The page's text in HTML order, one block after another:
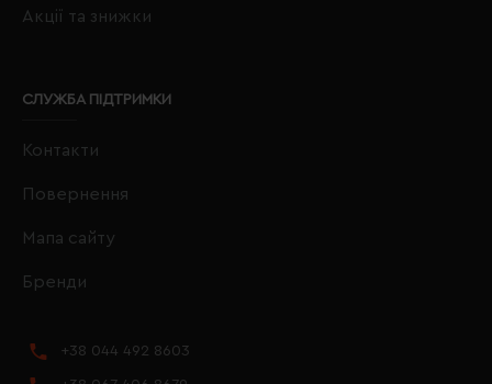
Акції та знижки
СЛУЖБА ПІДТРИМКИ
Контакти
Повернення
Мапа сайту
Бренди
+38 044 492 8603